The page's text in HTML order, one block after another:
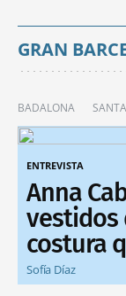
GRAN
BADALONA
ENTREVISTA
Anna
vestidos
costura
Sofía Díaz